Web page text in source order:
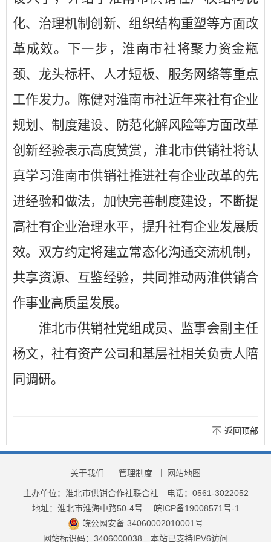
化、治理机制创新、组织结构重塑等方面改
革成效。下一步，淮南市社将聚力资金瓶
颈、龙头标杆、人才短板、服务网络等重点
工作发力。陈健对淮南市社近年来社有企业
规划、制度建设、防范化解风险等方面改革
创新经验表示高度赞赏，淮北市供销社将认
真学习淮南市供销社推进社有企业改革的先
进经验和做法，加快完善制度建设，不断提
高社有企业治理水平，提升社有企业发展质
效。双方约定将建立常态化沟通交流机制，
共享资源、互鉴经验，共同推动两淮供销合
作事业高质量发展。
淮北市供销社党组成员、监事会副主任
杨文，社有资产公司和基层社相关负责人陪
同调研。
返回顶部
关于我们 管理制度 网站地图
主办单位：淮北市供销合作社联合社
电话：0561-3022052
地址：淮北市淮海中路50-4号
皖ICP备19008571号-1
皖公网安备 34060002010001号
网站标识码：3406000038
本站已支持IPV6访问